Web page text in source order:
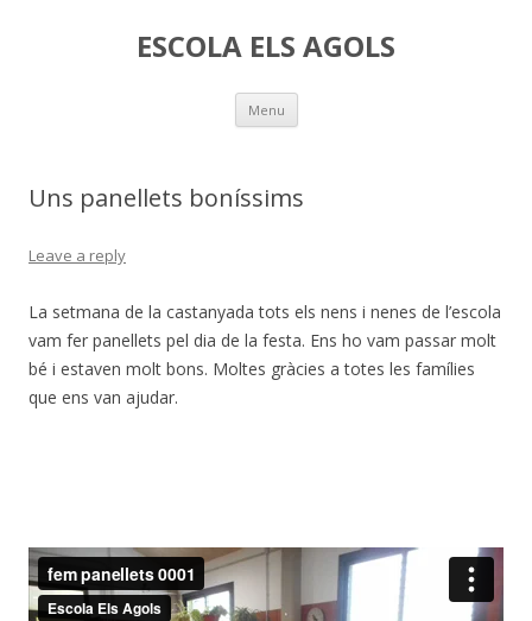
ESCOLA ELS AGOLS
Menu Skip
content
Uns panellets boníssims
Leave a reply
La setmana de la castanyada tots els nens i nenes de l’escola
vam fer panellets pel dia de la festa. Ens ho vam passar molt
bé i estaven molt bons. Moltes gràcies a totes les famílies
que ens van ajudar.